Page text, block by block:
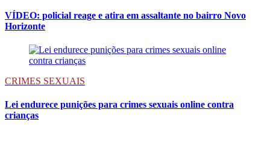
VÍDEO: policial reage e atira em assaltante no bairro Novo
Horizonte
CRIMES SEXUAIS
Lei endurece punições para crimes sexuais online contra
crianças